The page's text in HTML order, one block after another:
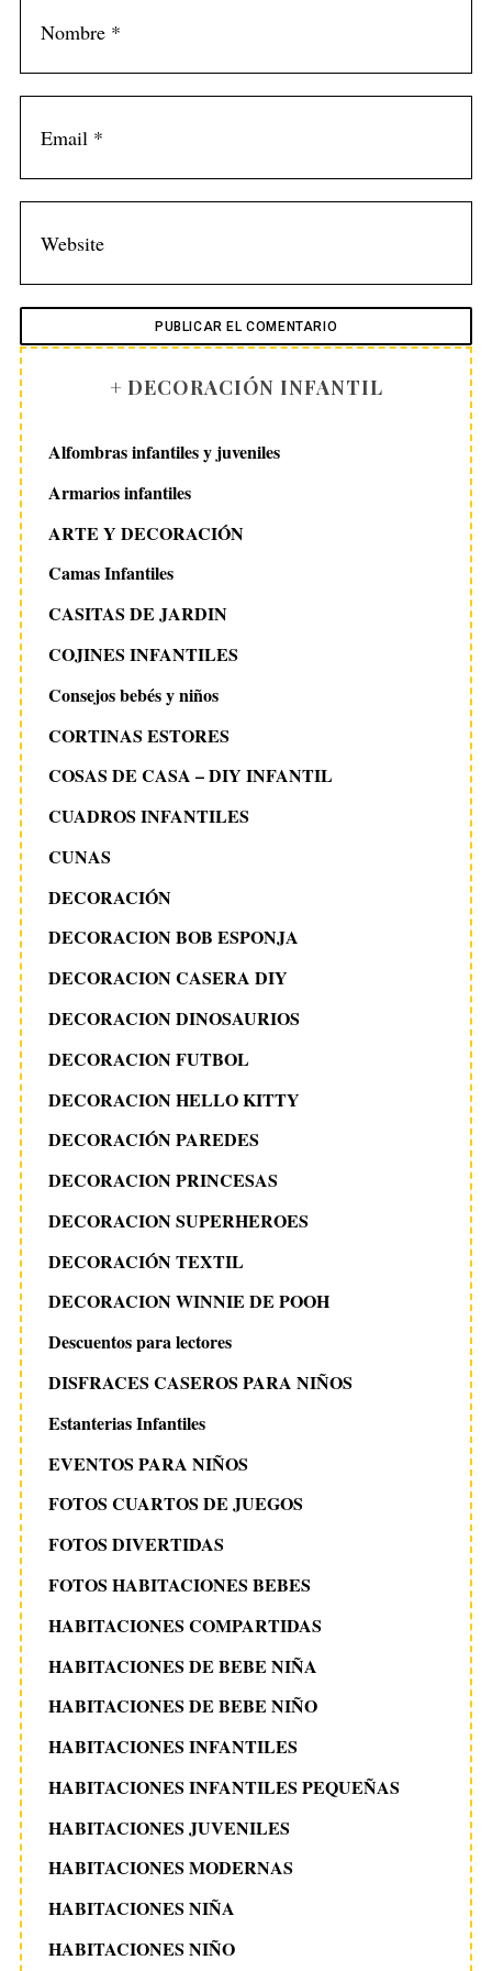
+ DECORACIÓN INFANTIL
Alfombras infantiles y juveniles
Armarios infantiles
ARTE Y DECORACIÓN
Camas Infantiles
CASITAS DE JARDIN
COJINES INFANTILES
Consejos bebés y niños
CORTINAS ESTORES
COSAS DE CASA – DIY INFANTIL
CUADROS INFANTILES
CUNAS
DECORACIÓN
DECORACION BOB ESPONJA
DECORACION CASERA DIY
DECORACION DINOSAURIOS
DECORACION FUTBOL
DECORACION HELLO KITTY
DECORACIÓN PAREDES
DECORACION PRINCESAS
DECORACION SUPERHEROES
DECORACIÓN TEXTIL
DECORACION WINNIE DE POOH
Descuentos para lectores
DISFRACES CASEROS PARA NIÑOS
Estanterias Infantiles
EVENTOS PARA NIÑOS
FOTOS CUARTOS DE JUEGOS
FOTOS DIVERTIDAS
FOTOS HABITACIONES BEBES
HABITACIONES COMPARTIDAS
HABITACIONES DE BEBE NIÑA
HABITACIONES DE BEBE NIÑO
HABITACIONES INFANTILES
HABITACIONES INFANTILES PEQUEÑAS
HABITACIONES JUVENILES
HABITACIONES MODERNAS
HABITACIONES NIÑA
HABITACIONES NIÑO
: